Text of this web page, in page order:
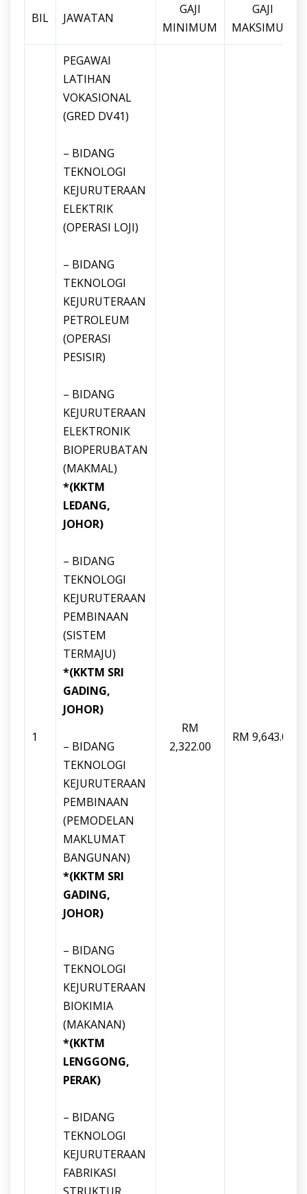
BIL JAWATAN
GAJI
MINIMUM
GAJI
MAKSIMUM
1
PEGAWAI
LATIHAN
VOKASIONAL
(GRED DV41)
– BIDANG
TEKNOLOGI
KEJURUTERAAN
ELEKTRIK
(OPERASI LOJI)
– BIDANG
TEKNOLOGI
KEJURUTERAAN
PETROLEUM
(OPERASI
PESISIR)
– BIDANG
KEJURUTERAAN
ELEKTRONIK
BIOPERUBATAN
(MAKMAL)
*(KKTM
LEDANG,
JOHOR)
– BIDANG
TEKNOLOGI
KEJURUTERAAN
PEMBINAAN
(SISTEM
TERMAJU)
*(KKTM SRI
GADING,
JOHOR)
– BIDANG
TEKNOLOGI
KEJURUTERAAN
PEMBINAAN
(PEMODELAN
MAKLUMAT
BANGUNAN)
*(KKTM SRI
GADING,
JOHOR)
– BIDANG
TEKNOLOGI
KEJURUTERAAN
BIOKIMIA
(MAKANAN)
*(KKTM
LENGGONG,
PERAK)
– BIDANG
TEKNOLOGI
KEJURUTERAAN
FABRIKASI
RM
2,322.00
RM 9,643.00